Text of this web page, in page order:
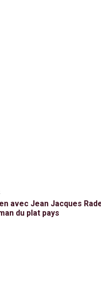
avec Jean Jacques
du plat pays